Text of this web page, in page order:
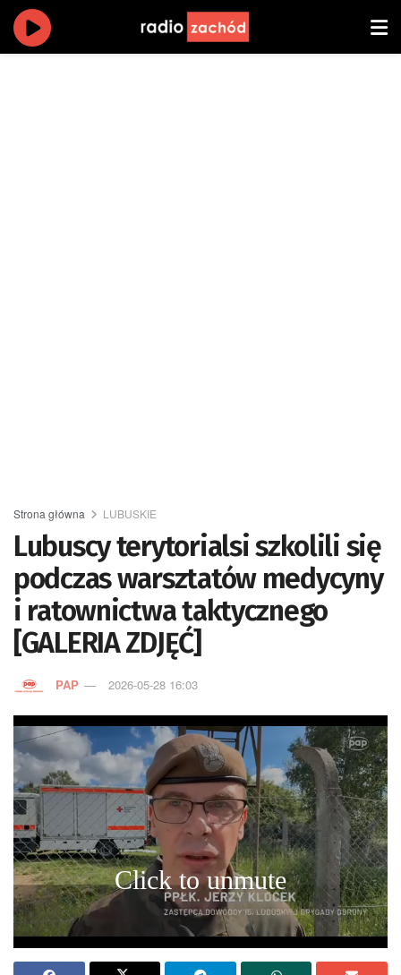
Strona główna LUBUSKIE
Lubuscy terytorialsi szkolili się
podczas warsztatów medycyny
i ratownictwa taktycznego
[GALERIA ZDJĘĆ]
PAP 2026-05-28 16:03